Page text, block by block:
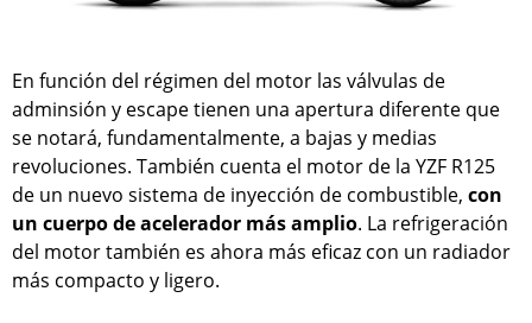
En función del régimen del motor las válvulas de
adminsión y escape tienen una apertura diferente que
se notará, fundamentalmente, a bajas y medias
revoluciones. También cuenta el motor de la YZF R125
de un nuevo sistema de inyección de combustible, con
un cuerpo de acelerador más amplio. La refrigeración
del motor también es ahora más eficaz con un radiador
más compacto y ligero.